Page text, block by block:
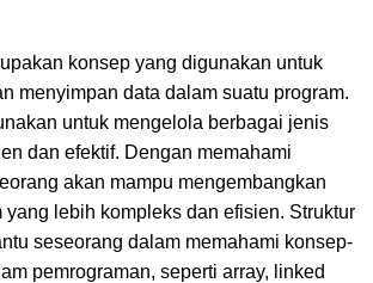
konsep yang digunakan untuk
menyimpan data dalam suatu program.
untuk mengelola berbagai jenis
dan efektif. Dengan memahami
akan mampu mengembangkan
yang lebih kompleks dan efisien. Struktur
seseorang dalam memahami konsep-
pemrograman, seperti array, linked